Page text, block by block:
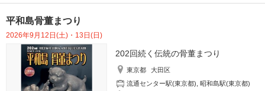
平和島骨董まつり
2026年9月12日(土)・13日(日)
202回続く伝統の骨董まつり
東京都
大田区
流通センター駅(東京都) ,昭和島駅(東京都)